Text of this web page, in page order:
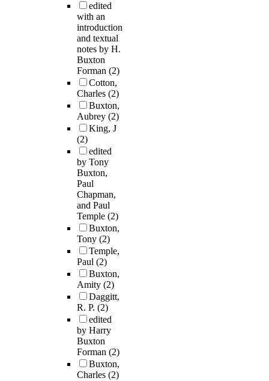
edited
with an
introduction
and textual
notes by H.
Buxton
Forman (2)
Cotton,
Charles (2)
Buxton,
Aubrey (2)
King, J
(2)
edited
by Tony
Buxton,
Paul
Chapman,
and Paul
Temple (2)
Buxton,
Tony (2)
Temple,
Paul (2)
Buxton,
Amity (2)
Daggitt,
R. P. (2)
edited
by Harry
Buxton
Forman (2)
Buxton,
Charles (2)